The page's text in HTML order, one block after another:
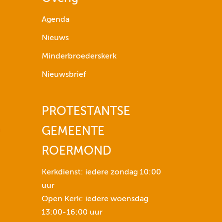
p
l
t
s
n
o
h
e
t
v
Agenda
Nieuws
Minderbroederskerk
Nieuwsbrief
PROTESTANTSE
GEMEENTE
ROERMOND
Kerkdienst: iedere zondag 10:00
uur
Open Kerk: iedere woensdag
13:00-16:00 uur